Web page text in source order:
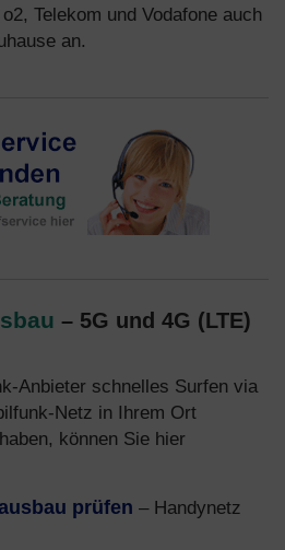
Telekom und Vodafone auch
an.
– 5G und 4G (LTE)
Anbieter schnelles Surfen via
Netz in Ihrem Ort
können Sie hier
prüfen – Handynetz